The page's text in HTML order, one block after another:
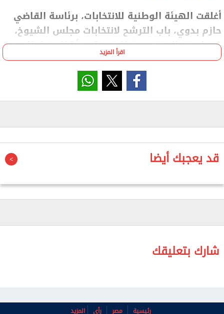
أغلقت الهيئة الوطنية للانتخابات، برئاسة القاضي
حازم بدوي، باب الترشح لانتخابات مجلس الشيوخ،
بعد استقبال 469 مرشحًا فرديا وفقًا للجدول الزمني
المحدد من الهيئة.
وأسفرت حصيلة الأيام الستة المخصصة لتلقي طلبات
الترشح (من 5 إلى 10 يوليو) عن تقدم 469 مرشحًا بالنظام
المخصصة لنظام القائمة، ليصل إجمالي عدد المتقدمين
إلى 696 مرشحًا من الأساسيين والاحتياطيين.
- لجان الفحص تبدأ مراجعة أوراق المرشحين
وفحص مدى صحة الانتماءات الحزبية للمرشحين بالنظام
كاملة لمستندات مرشحي القوائم، الأساسيين
اقرأ المزيد
قد يعجبك أيضا
شارك بتعليقك
رئيسية مصر رأي المزيد